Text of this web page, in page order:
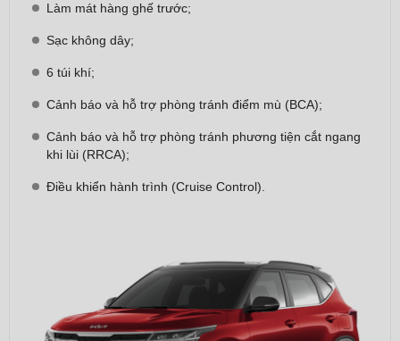
Làm mát hàng ghế trước;
​Sạc không dây;
​6 túi khí;​
Cảnh báo và hỗ trợ phòng tránh điểm mù (BCA);
​Cảnh báo và hỗ trợ phòng tránh phương tiện cắt ngang
khi lùi (RRCA);
​Điều khiển hành trình (Cruise Control).​